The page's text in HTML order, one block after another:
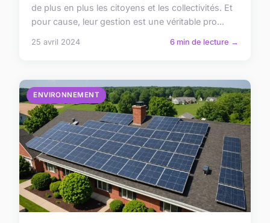
de plus en plus les citoyens et les collectivités. Et
pour cause, leur gestion est une véritable pro...
25 avril 2024 6 min de lecture →
ENVIRONNEMENT